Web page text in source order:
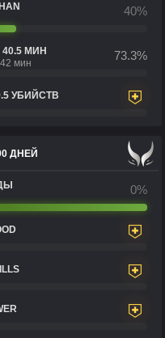
40%
МИН
мин
73.3%
УБИЙСТВ
ДНЕЙ
0%